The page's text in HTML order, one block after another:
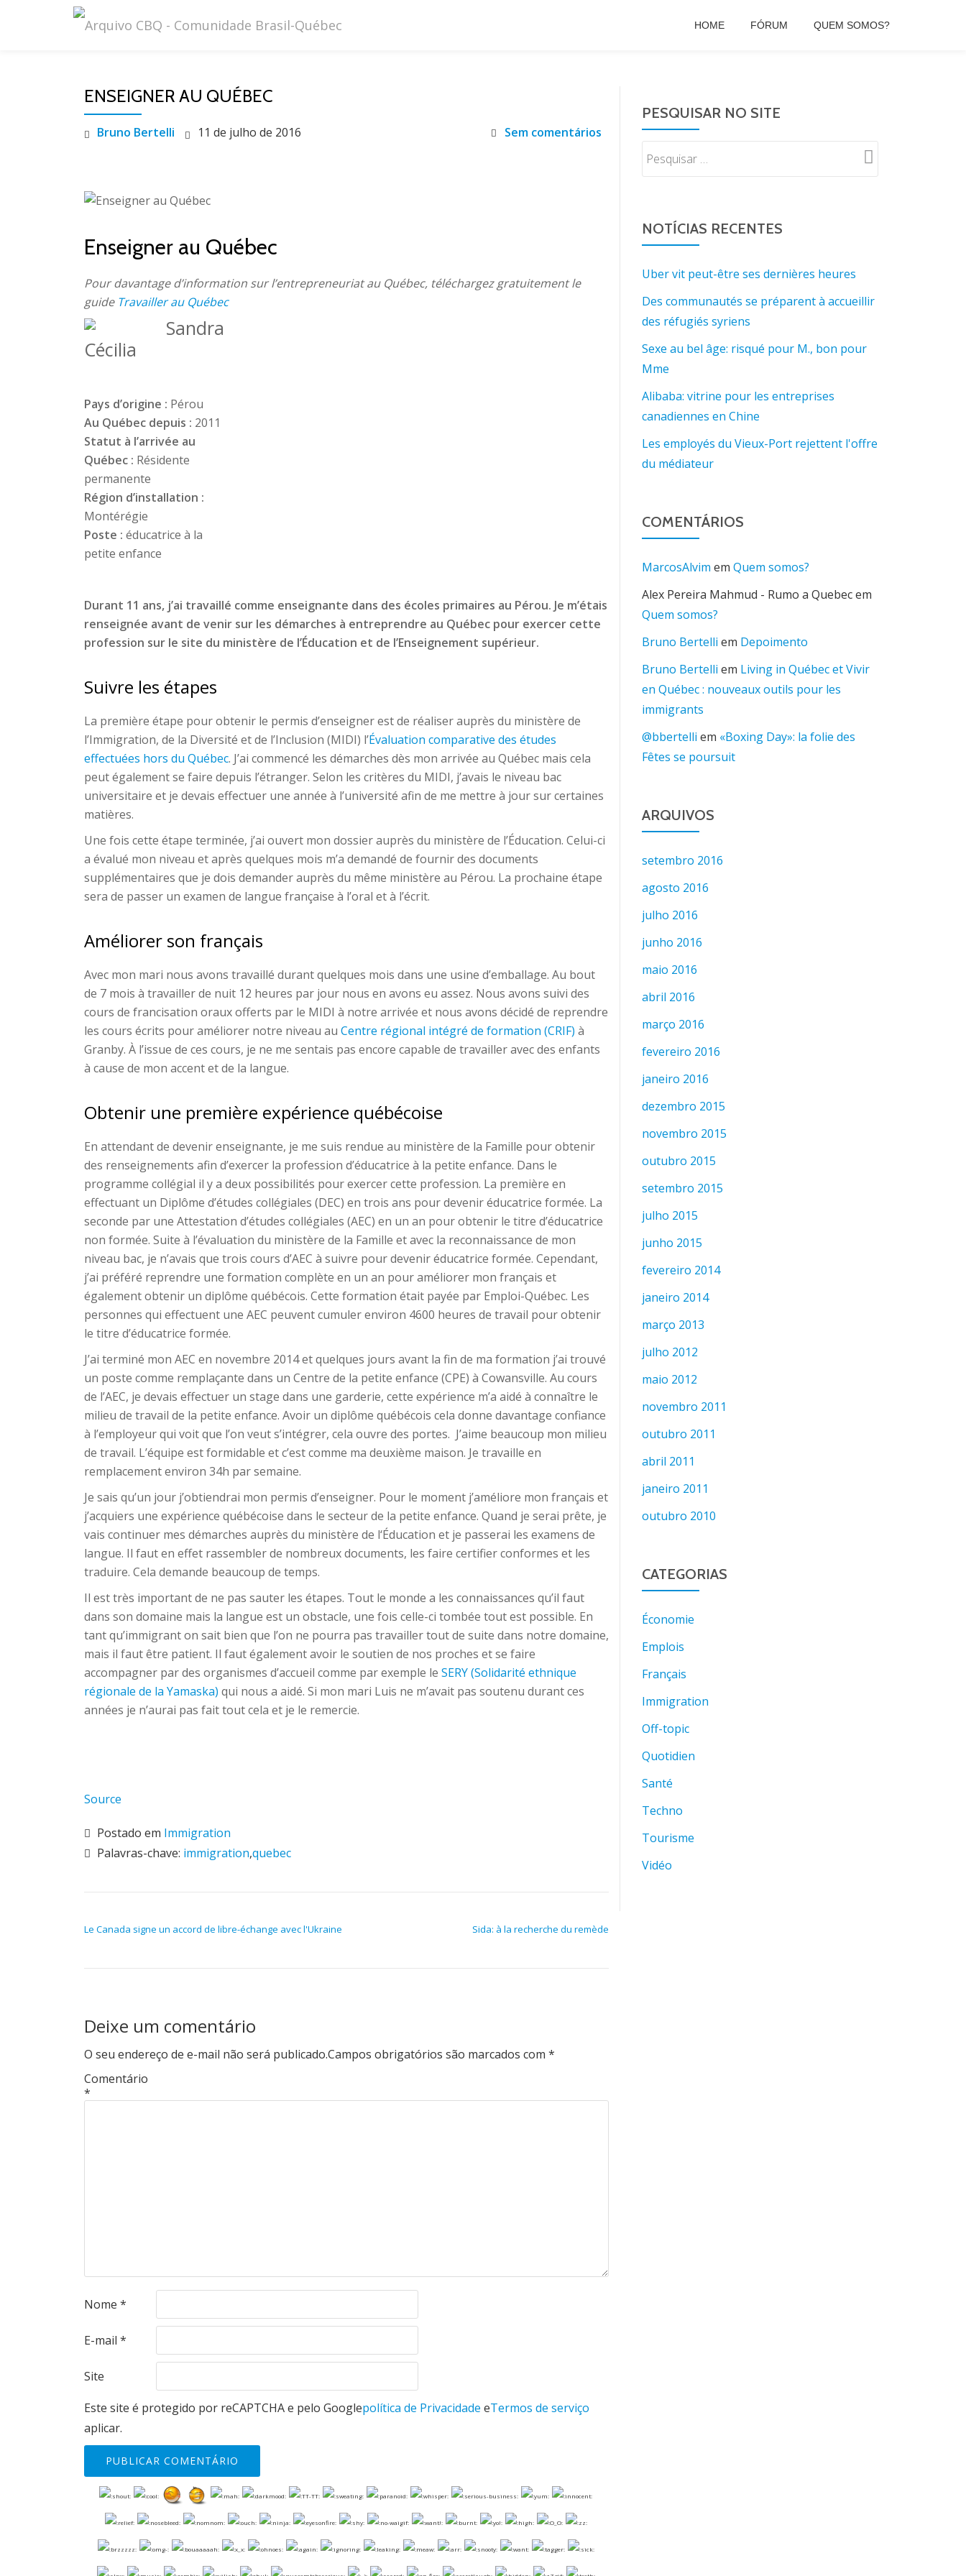
HOME FÓRUM QUEM SOMOS?
ENSEIGNER AU QUÉBEC
Bruno Bertelli 11 de julho de 2016 Sem comentários
Enseigner au Québec
Pour davantage d’information sur l’entrepreneuriat au Québec, téléchargez gratuitement le
guide Travailler au Québec
Sandra
Cécilia
Pays d’origine : Pérou
Au Québec depuis : 2011
Statut à l’arrivée au
Québec : Résidente
permanente
Région d’installation :
Montérégie
Poste : éducatrice à la
petite enfance
Durant 11 ans, j’ai travaillé comme enseignante dans des écoles primaires au Pérou. Je m’étais
renseignée avant de venir sur les démarches à entreprendre au Québec pour exercer cette
profession sur le site du ministère de l’Éducation et de l’Enseignement supérieur.
Suivre les étapes
La première étape pour obtenir le permis d’enseigner est de réaliser auprès du ministère de
l’Immigration, de la Diversité et de l’Inclusion (MIDI) l’Évaluation comparative des études
effectuées hors du Québec. J’ai commencé les démarches dès mon arrivée au Québec mais cela
peut également se faire depuis l’étranger. Selon les critères du MIDI, j’avais le niveau bac
universitaire et je devais effectuer une année à l’université afin de me mettre à jour sur certaines
matières.
Une fois cette étape terminée, j’ai ouvert mon dossier auprès du ministère de l’Éducation. Celui-ci
a évalué mon niveau et après quelques mois m’a demandé de fournir des documents
supplémentaires que je dois demander auprès du même ministère au Pérou. La prochaine étape
sera de passer un examen de langue française à l’oral et à l’écrit.
Améliorer son français
Avec mon mari nous avons travaillé durant quelques mois dans une usine d’emballage. Au bout
de 7 mois à travailler de nuit 12 heures par jour nous en avons eu assez. Nous avons suivi des
cours de francisation oraux offerts par le MIDI à notre arrivée et nous avons décidé de reprendre
les cours écrits pour améliorer notre niveau au Centre régional intégré de formation (CRIF) à
Granby. À l’issue de ces cours, je ne me sentais pas encore capable de travailler avec des enfants
à cause de mon accent et de la langue.
Obtenir une première expérience québécoise
En attendant de devenir enseignante, je me suis rendue au ministère de la Famille pour obtenir
des renseignements afin d’exercer la profession d’éducatrice à la petite enfance. Dans le
programme collégial il y a deux possibilités pour exercer cette profession. La première en
effectuant un Diplôme d’études collégiales (DEC) en trois ans pour devenir éducatrice formée. La
seconde par une Attestation d’études collégiales (AEC) en un an pour obtenir le titre d’éducatrice
non formée. Suite à l’évaluation du ministère de la Famille et avec la reconnaissance de mon
niveau bac, je n’avais que trois cours d’AEC à suivre pour devenir éducatrice formée. Cependant,
j’ai préféré reprendre une formation complète en un an pour améliorer mon français et
également obtenir un diplôme québécois. Cette formation était payée par Emploi-Québec. Les
personnes qui effectuent une AEC peuvent cumuler environ 4600 heures de travail pour obtenir
le titre d’éducatrice formée.
J’ai terminé mon AEC en novembre 2014 et quelques jours avant la fin de ma formation j’ai trouvé
un poste comme remplaçante dans un Centre de la petite enfance (CPE) à Cowansville. Au cours
de l’AEC, je devais effectuer un stage dans une garderie, cette expérience m’a aidé à connaître le
milieu de travail de la petite enfance. Avoir un diplôme québécois cela donne davantage confiance
à l’employeur qui voit que l’on veut s’intégrer, cela ouvre des portes. J’aime beaucoup mon milieu
de travail. L’équipe est formidable et c’est comme ma deuxième maison. Je travaille en
remplacement environ 34h par semaine.
Je sais qu’un jour j’obtiendrai mon permis d’enseigner. Pour le moment j’améliore mon français et
j’acquiers une expérience québécoise dans le secteur de la petite enfance. Quand je serai prête, je
vais continuer mes démarches auprès du ministère de l‘Éducation et je passerai les examens de
langue. Il faut en effet rassembler de nombreux documents, les faire certifier conformes et les
traduire. Cela demande beaucoup de temps.
Il est très important de ne pas sauter les étapes. Tout le monde a les connaissances qu’il faut
dans son domaine mais la langue est un obstacle, une fois celle-ci tombée tout est possible. En
tant qu’immigrant on sait bien que l’on ne pourra pas travailler tout de suite dans notre domaine,
mais il faut être patient. Il faut également avoir le soutien de nos proches et se faire
accompagner par des organismes d’accueil comme par exemple le SERY (Solidarité ethnique
régionale de la Yamaska) qui nous a aidé. Si mon mari Luis ne m’avait pas soutenu durant ces
années je n’aurai pas fait tout cela et je le remercie.
Source
Postado em Immigration
Palavras-chave: immigration,quebec
Le Canada signe un accord de libre-échange avec l'Ukraine Sida: à la recherche du remède
Deixe um comentário
O seu endereço de e-mail não será publicado.Campos obrigatórios são marcados com *
Comentário
*
Nome *
E-mail *
Site
Este site é protegido por reCAPTCHA e pelo Googlepolítica de Privacidade eTermos de serviço
aplicar.
PESQUISAR NO SITE
NOTÍCIAS RECENTES
Uber vit peut-être ses dernières heures
Des communautés se préparent à accueillir
des réfugiés syriens
Sexe au bel âge: risqué pour M., bon pour
Mme
Alibaba: vitrine pour les entreprises
canadiennes en Chine
Les employés du Vieux-Port rejettent l'offre
du médiateur
COMENTÁRIOS
MarcosAlvim em Quem somos?
Alex Pereira Mahmud - Rumo a Quebecem
Quem somos?
Bruno Bertelli em Depoimento
Bruno Bertelli em Living in Québec et Vivir
en Québec : nouveaux outils pour les
immigrants
@bbertelli em «Boxing Day»: la folie des
Fêtes se poursuit
ARQUIVOS
setembro 2016
agosto 2016
julho 2016
junho 2016
maio 2016
abril 2016
março 2016
fevereiro 2016
janeiro 2016
dezembro 2015
novembro 2015
outubro 2015
setembro 2015
julho 2015
junho 2015
fevereiro 2014
janeiro 2014
março 2013
julho 2012
maio 2012
novembro 2011
outubro 2011
abril 2011
janeiro 2011
outubro 2010
CATEGORIAS
Économie
Emplois
Français
Immigration
Off-topic
Quotidien
Santé
Techno
Tourisme
Vidéo